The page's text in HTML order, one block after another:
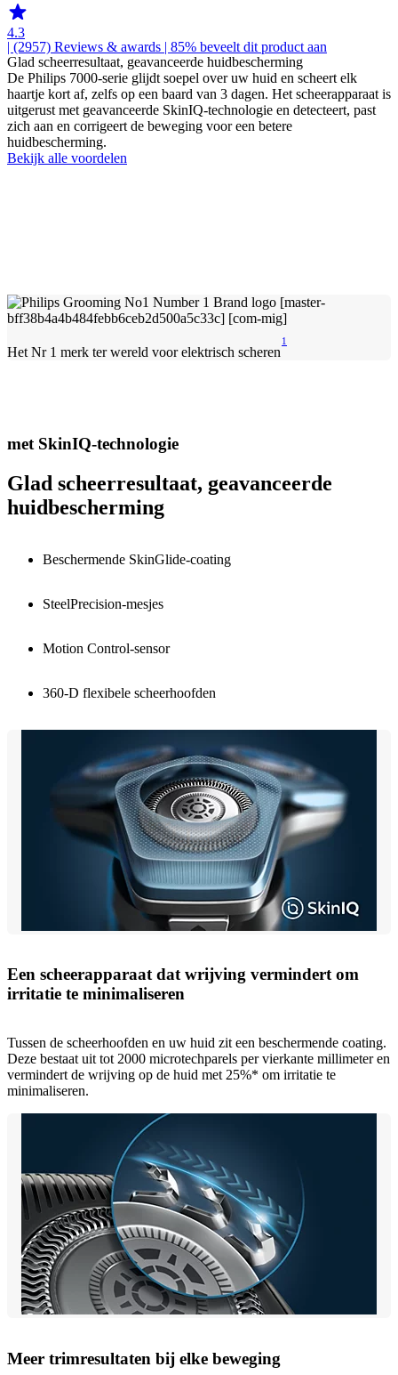
4.3
| (2957) Reviews & awards | 85% beveelt dit product aan
Glad scheerresultaat, geavanceerde huidbescherming
De Philips 7000-serie glijdt soepel over uw huid en scheert elk
haartje kort af, zelfs op een baard van 3 dagen. Het scheerapparaat is
uitgerust met geavanceerde SkinIQ-technologie en detecteert, past
zich aan en corrigeert de beweging voor een betere
huidbescherming.
Bekijk alle voordelen
Het Nr 1 merk ter wereld voor elektrisch scheren
1
met SkinIQ-technologie
Glad scheerresultaat, geavanceerde
huidbescherming
Beschermende SkinGlide-coating
SteelPrecision-mesjes
Motion Control-sensor
360-D flexibele scheerhoofden
Een scheerapparaat dat wrijving vermindert om
irritatie te minimaliseren
Tussen de scheerhoofden en uw huid zit een beschermende coating.
Deze bestaat uit tot 2000 microtechparels per vierkante millimeter en
vermindert de wrijving op de huid met 25%* om irritatie te
minimaliseren.
Meer trimresultaten bij elke beweging